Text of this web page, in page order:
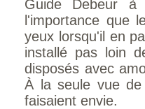
Guide Debeur
l'importance que
yeux lorsqu'il en
installé pas loin
disposés avec
À la seule vue
faisaient envie.